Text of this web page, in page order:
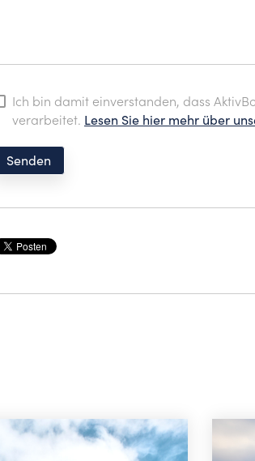
Ich bin damit einverstanden, dass
verarbeitet. Lesen Sie hier mehr über